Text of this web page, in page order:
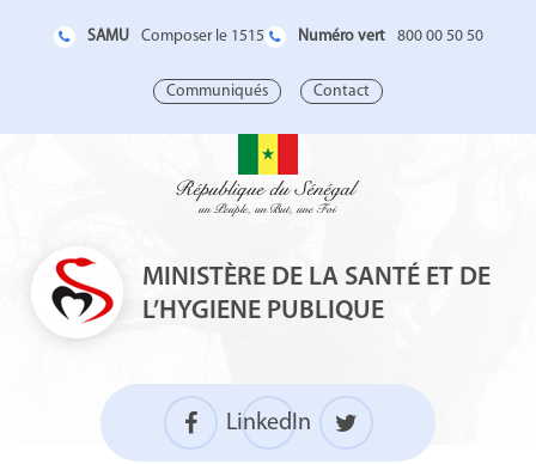
SAMU Composer le 1515 Numéro vert 800 00 50 50
Communiqués Contact
MINISTÈRE DE LA SANTÉ ET DE
L’HYGIENE PUBLIQUE
LinkedIn